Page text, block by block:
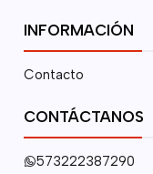
INFORMACIÓN
Contacto
CONTÁCTANOS
573222387290